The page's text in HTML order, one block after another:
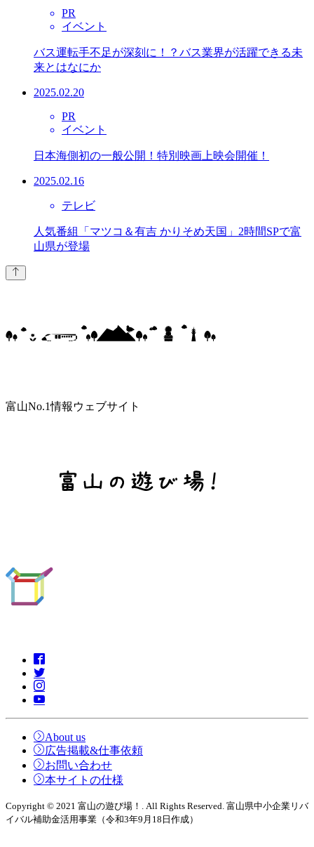
PR
イベント
バス運転手不足が深刻に！？バス業界が活躍できる未
来とはなにか
2025.02.20
PR
イベント
日本海側初の一般公開！特別映画上映会開催！
2025.02.16
テレビ
人気番組「マツコ＆有吉 かりそめ天国」2時間SPで富
山県が登場
富山No.1情報ウェブサイト
About us
広告掲載&仕事依頼
お問い合わせ
本サイトの仕様
Copyright © 2021 富山の遊び場！. All Rights Reserved. 富山県中小企業リバ
イバル補助金活用事業（令和3年9月18日作成）